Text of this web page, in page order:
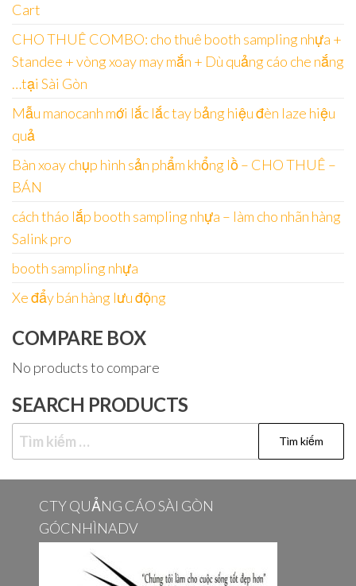
Cart
CHO THUÊ COMBO: cho thuê booth sampling nhựa +
Standee + vòng xoay may mắn + Dù quảng cáo che nắng
…tại Sài Gòn
Mẫu manocanh mới lắc lắc tay bảng hiệu đèn laze hiệu
quả
Bàn xoay chụp hình sản phẩm khổng lồ – CHO THUÊ –
BÁN
cách tháo lắp booth sampling nhựa – làm cho nhãn hàng
Salink pro
booth sampling nhựa
Xe đẩy bán hàng lưu động
COMPARE BOX
No products to compare
SEARCH PRODUCTS
Tìm
kiếm
cho:
CTY QUẢNG CÁO SÀI GÒN
GÓCNHÌNADV